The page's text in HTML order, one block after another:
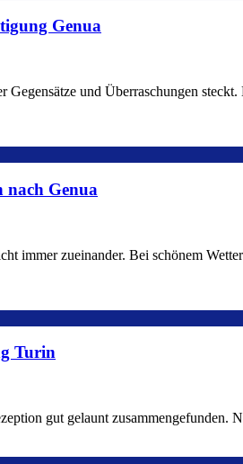
Genua
Gegensätze und Überraschungen
nach Genua
immer zueinander. Bei schönem
Turin
gut gelaunt